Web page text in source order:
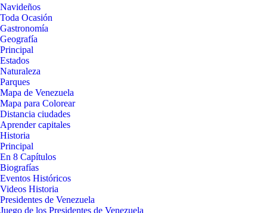
Navideños
Toda Ocasión
Gastronomía
Geografía
Principal
Estados
Naturaleza
Parques
Mapa de Venezuela
Mapa para Colorear
Distancia ciudades
Aprender capitales
Historia
Principal
En 8 Capítulos
Biografías
Eventos Históricos
Videos Historia
Presidentes de Venezuela
Juego de los Presidentes de Venezuela